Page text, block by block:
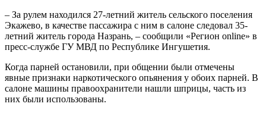
– За рулем находился 27-летний житель сельского поселения
Экажево, в качестве пассажира с ним в салоне следовал 35-
летний житель города Назрань, – сообщили «Регион online» в
пресс-службе ГУ МВД по Республике Ингушетия.
Когда парней остановили, при общении были отмечены
явные признаки наркотического опьянения у обоих парней. В
салоне машины правоохранители нашли шприцы, часть из
них были использованы.